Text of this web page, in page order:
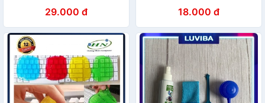
29.000 đ 18.000 đ